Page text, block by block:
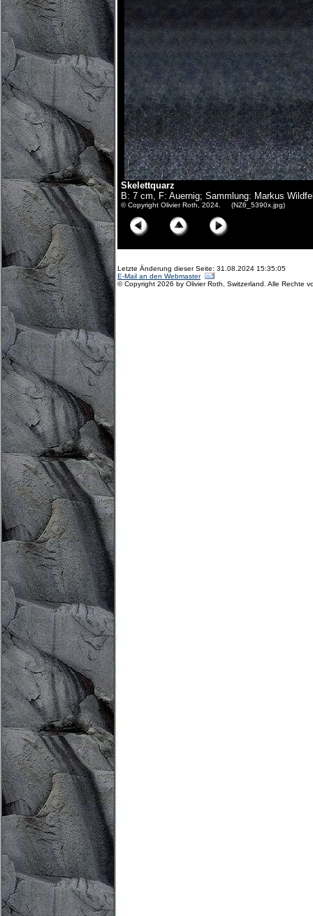
Skelettquarz
B: 7 cm, F: Auernig; Sammlung: Markus
© Copyright Olivier Roth, 2024. (NZ6_5390x.jpg)
Letzte Änderung dieser Seite: 31.08.2024 15:35:05
E-Mail an den Webmaster
© Copyright 2026 by Olivier Roth, Switzerland. Alle Rechte